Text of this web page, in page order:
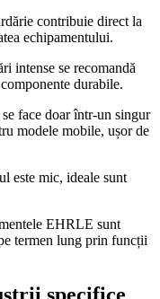
contribuie direct la
echipamentului.
intense se recomandă
durabile.
face doar într-un singur
modele mobile, ușor de
este mic, ideale sunt
EHRLE sunt
termen lung prin funcții